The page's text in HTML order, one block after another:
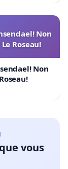
Non
Roseau!
Non
vous